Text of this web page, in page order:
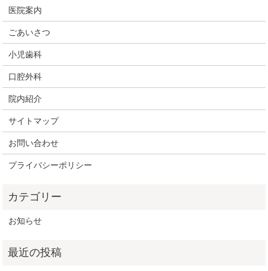
医院案内
ごあいさつ
小児歯科
口腔外科
院内紹介
サイトマップ
お問い合わせ
プライバシーポリシー
お知らせ